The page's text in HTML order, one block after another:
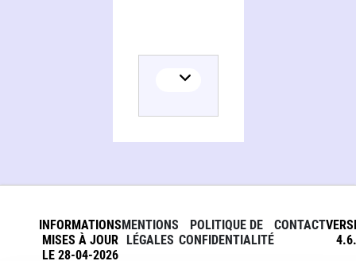
INFORMATIONS
MISES À JOUR
LE 28-04-2026
MENTIONS
LÉGALES
POLITIQUE DE
CONFIDENTIALITÉ
CONTACT